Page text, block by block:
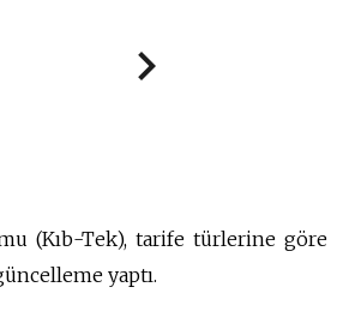
(Kıb-Tek), tarife türlerine göre
yaptı.